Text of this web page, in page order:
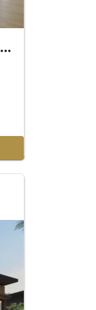
Rumah Citraland Utama Gwalk Full Furnished Murah